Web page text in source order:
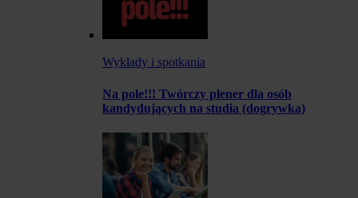
Wykłady i spotkania
Na pole!!! Twórczy plener dla osób
kandydujących na studia (dogrywka)